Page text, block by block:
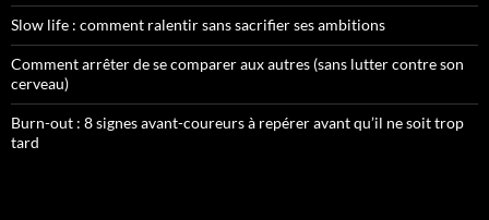
Slow life : comment ralentir sans sacrifier ses ambitions
Comment arrêter de se comparer aux autres (sans lutter contre son
cerveau)
Burn-out : 8 signes avant-coureurs à repérer avant qu’il ne soit trop
tard